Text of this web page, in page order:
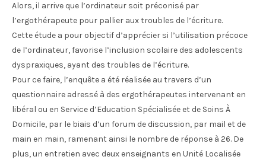
Alors, il arrive que l’ordinateur soit préconisé par
l’ergothérapeute pour pallier aux troubles de l’écriture.
Cette étude a pour objectif d’apprécier si l’utilisation précoce
de l’ordinateur, favorise l’inclusion scolaire des adolescents
dyspraxiques, ayant des troubles de l’écriture.
Pour ce faire, l’enquête a été réalisée au travers d’un
questionnaire adressé à des ergothérapeutes intervenant en
libéral ou en Service d’Education Spécialisée et de Soins À
Domicile, par le biais d’un forum de discussion, par mail et de
main en main, ramenant ainsi le nombre de réponse à 26. De
plus, un entretien avec deux enseignants en Unité Localisée